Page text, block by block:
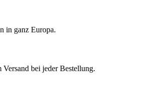
in ganz Europa.
bei jeder Bestellung.